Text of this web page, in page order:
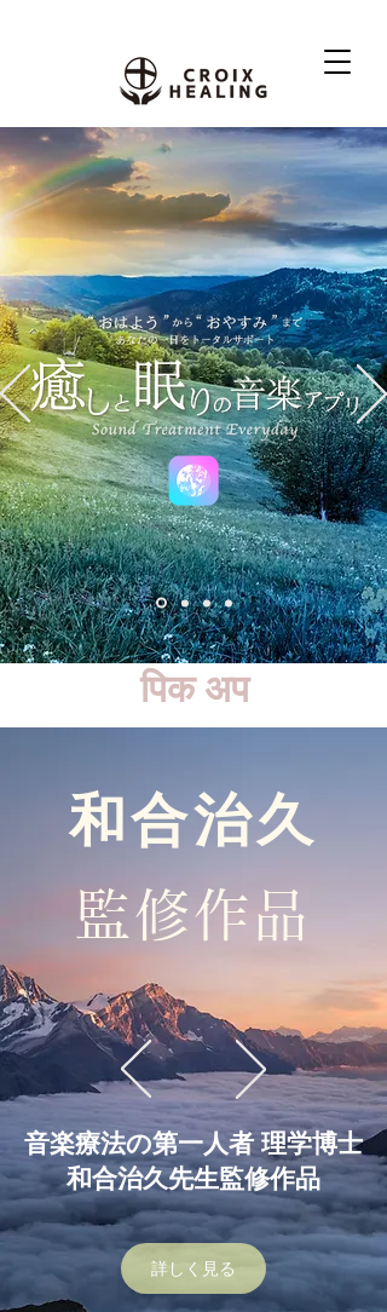
पिक अप
和合治久
監修作品
音楽療法の第一人者 理学博士
和合治久先生監修作品
詳しく見る